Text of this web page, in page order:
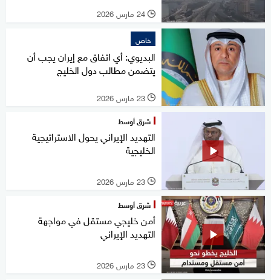
l 24 مارس 2026
خاص
البديوي: أي اتفاق مع إيران يجب أن
يتضمن مطالب دول الخليج
l 23 مارس 2026
شرق أوسط
التهديد الإيراني يحول الاستراتيجية
الخليجية
l 23 مارس 2026
شرق أوسط
أمن خليجي مستقل في مواجهة
التهديد الإيراني
l 23 مارس 2026